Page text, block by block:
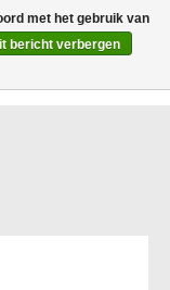
Verlanglijst
met het gebruik van
bericht verbergen